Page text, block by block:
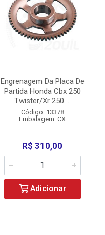
Engrenagem Da Placa De
Partida Honda Cbx 250
Twister/Xr 250 ...
Código: 13378
Embalagem: CX
R$ 310,00
Adicionar